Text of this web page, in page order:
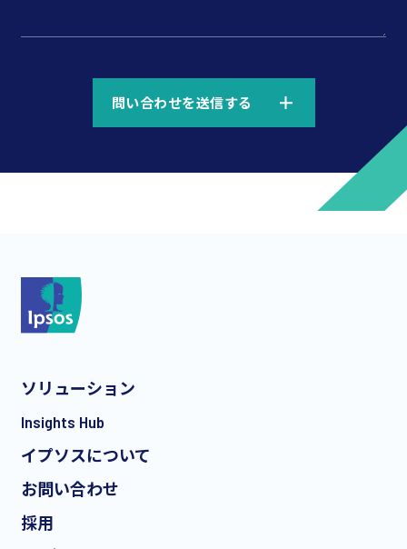
*
問い合わせを送信する
ソリューション
Insights Hub
イプソスについて
お問い合わせ
採用